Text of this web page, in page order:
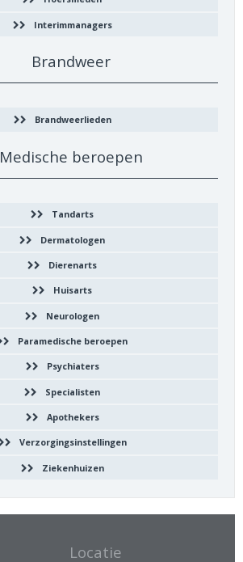
Interimmanagers
Brandweer
Brandweerlieden
Medische beroepen
Tandarts
Dermatologen
Dierenarts
Huisarts
Neurologen
Paramedische beroepen
Psychiaters
Specialisten
Apothekers
Verzorgingsinstellingen
Ziekenhuizen
Locatie